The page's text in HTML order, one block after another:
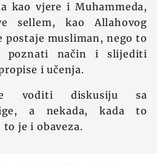
kao vjere i Muhammeda,
sellem, kao Allahovog
postaje musliman, nego to
poznati način i slijediti
i učenja.
voditi diskusiju sa
a nekada, kada to
je i obaveza.